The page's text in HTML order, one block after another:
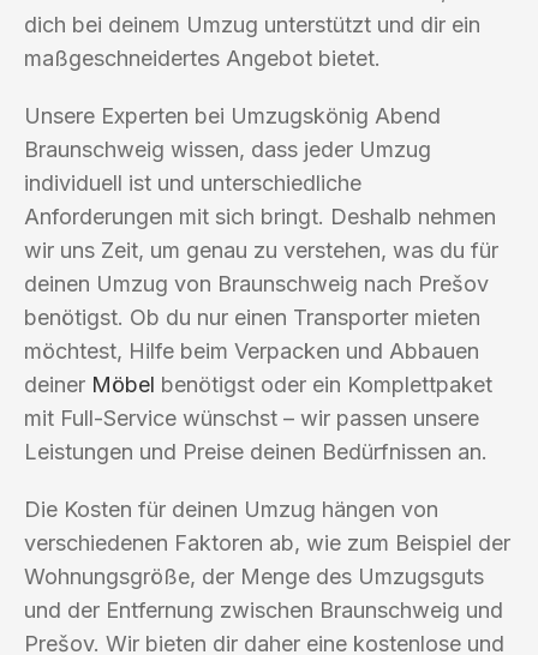
dich bei deinem Umzug unterstützt und dir ein
maßgeschneidertes Angebot bietet.
Unsere Experten bei Umzugskönig Abend
Braunschweig wissen, dass jeder Umzug
individuell ist und unterschiedliche
Anforderungen mit sich bringt. Deshalb nehmen
wir uns Zeit, um genau zu verstehen, was du für
deinen Umzug von Braunschweig nach Prešov
benötigst. Ob du nur einen Transporter mieten
möchtest, Hilfe beim Verpacken und Abbauen
deiner Möbel benötigst oder ein Komplettpaket
mit Full-Service wünschst – wir passen unsere
Leistungen und Preise deinen Bedürfnissen an.
Die Kosten für deinen Umzug hängen von
verschiedenen Faktoren ab, wie zum Beispiel der
Wohnungsgröße, der Menge des Umzugsguts
und der Entfernung zwischen Braunschweig und
Prešov. Wir bieten dir daher eine kostenlose und